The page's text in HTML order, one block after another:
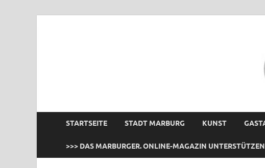
STARTSEITE STADT MARBURG KUNST
>>> DAS MARBURGER. ONLINE-MAGAZIN